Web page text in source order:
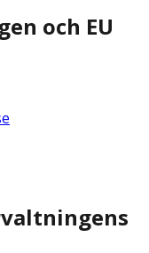
och EU